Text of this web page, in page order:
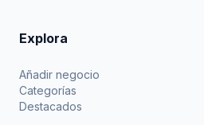
Explora
Añadir negocio
Categorías
Destacados